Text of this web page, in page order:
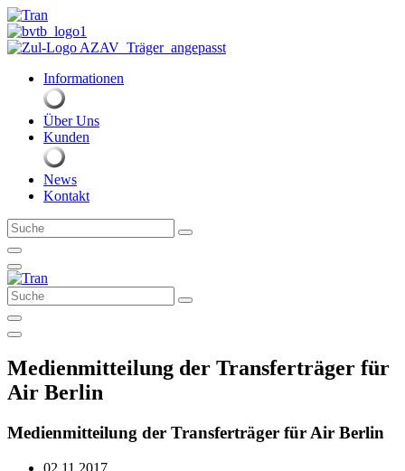
Zum
Inhalt
springen
Informationen
Über Uns
Kunden
News
Kontakt
Suche
Suche
Medienmitteilung der Transferträger für
Air Berlin
Medienmitteilung der Transferträger für Air Berlin
02.11.2017